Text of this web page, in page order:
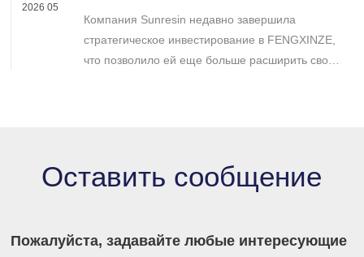
2026 05
бизнеса в области промышленной
хроматографии.
Компания Sunresin недавно завершила
стратегическое инвестирование в FENGXINZE,
что позволило ей еще больше расширить свое
Оставить сообщение
Пожалуйста, задавайте любые интересующие